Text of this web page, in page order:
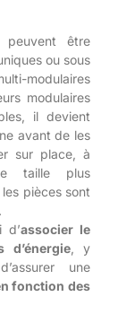
être
ou sous
modulaires
modulaires
il devient
avant de les
sur place, à
taille plus
pièces sont
d’associer le
d’énergie, y
une
fonction des